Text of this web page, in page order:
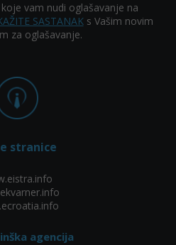
vam nudi oglašavanje na
SASTANAKs Vašim novim
za oglašavanje.
stranice
agencija